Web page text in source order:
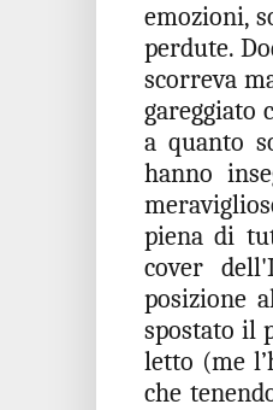
emozioni,
perdute.
scorreva
gareggiato
a quanto
hanno
piena di
cover
posizione
spostato il
letto (me
che